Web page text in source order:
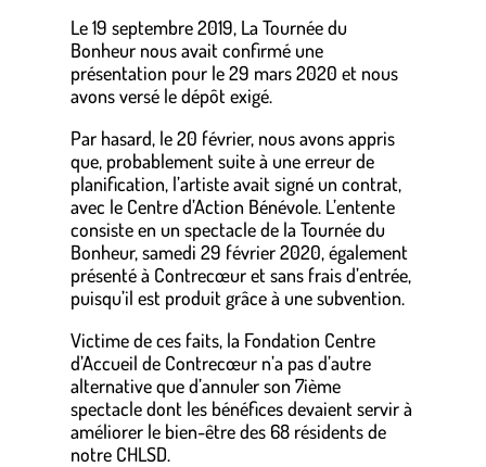
Le 19 septembre 2019, La Tournée du
Bonheur nous avait confirmé une
présentation pour le 29 mars 2020 et nous
avons versé le dépôt exigé.
Par hasard, le 20 février, nous avons appris
que, probablement suite à une erreur de
planification, l’artiste avait signé un contrat,
avec le Centre d’Action Bénévole. L’entente
consiste en un spectacle de la Tournée du
Bonheur, samedi 29 février 2020, également
présenté à Contrecœur et sans frais d’entrée,
puisqu’il est produit grâce à une subvention.
Victime de ces faits, la Fondation Centre
d’Accueil de Contrecœur n’a pas d’autre
alternative que d’annuler son 7ième
spectacle dont les bénéfices devaient servir à
améliorer le bien-être des 68 résidents de
notre CHLSD.